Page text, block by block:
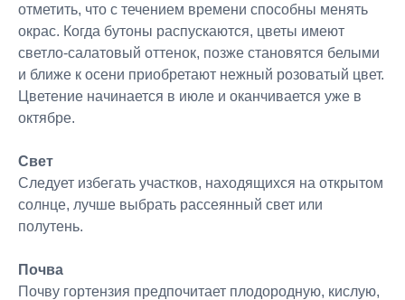
отметить, что с течением времени способны менять
окрас. Когда бутоны распускаются, цветы имеют
светло-салатовый оттенок, позже становятся белыми
и ближе к осени приобретают нежный розоватый цвет.
Цветение начинается в июле и оканчивается уже в
октябре.
Свет
Следует избегать участков, находящихся на открытом
солнце, лучше выбрать рассеянный свет или
полутень.
Почва
Почву гортензия предпочитает плодородную, кислую,